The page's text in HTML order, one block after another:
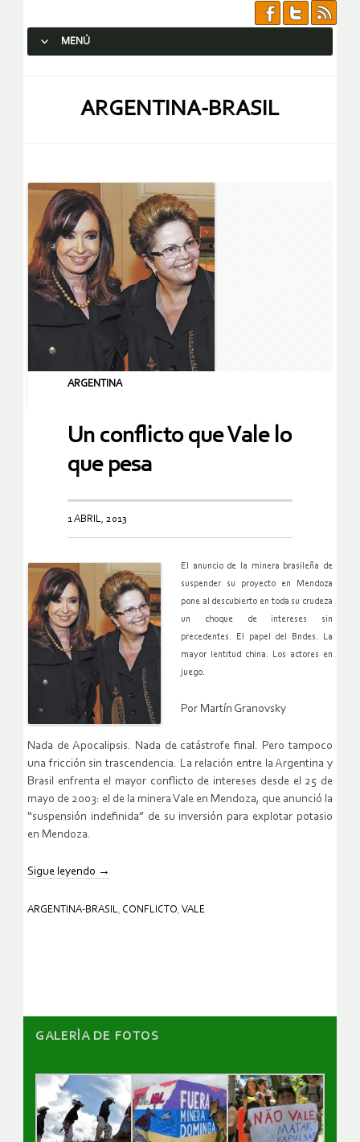
MENÚ
ARGENTINA-BRASIL
ARGENTINA
Un conflicto que Vale lo
que pesa
1 ABRIL, 2013
El anuncio de la minera brasileña de
suspender su proyecto en Mendoza
pone al descubierto en toda su crudeza
un choque de intereses sin
precedentes. El papel del Bndes. La
mayor lentitud china. Los actores en
juego.
Por Martín Granovsky
Nada de Apocalipsis. Nada de catástrofe final. Pero tampoco
una fricción sin trascendencia. La relación entre la Argentina y
Brasil enfrenta el mayor conflicto de intereses desde el 25 de
mayo de 2003: el de la minera Vale en Mendoza, que anunció la
“suspensión indefinida” de su inversión para explotar potasio
en Mendoza.
Sigue leyendo →
ARGENTINA-BRASIL, CONFLICTO, VALE
GALERÌA DE FOTOS